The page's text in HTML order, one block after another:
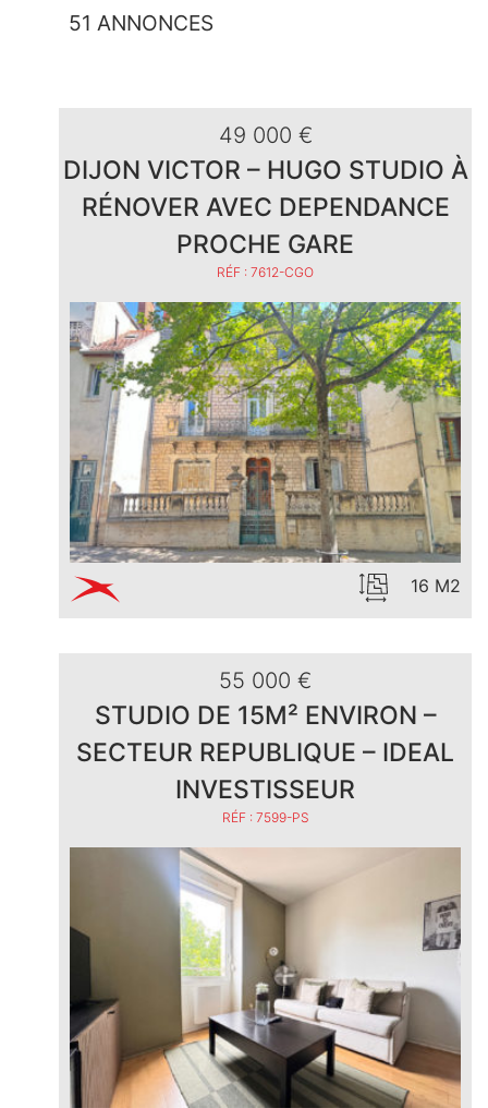
51 ANNONCES
49 000 €
DIJON VICTOR – HUGO STUDIO À
RÉNOVER AVEC DEPENDANCE
PROCHE GARE
RÉF : 7612-CGO
16 M2
55 000 €
STUDIO DE 15M² ENVIRON –
SECTEUR REPUBLIQUE – IDEAL
INVESTISSEUR
RÉF : 7599-PS